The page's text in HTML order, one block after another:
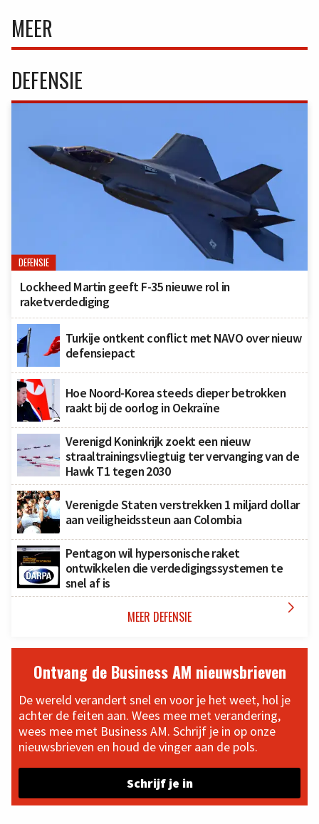
MEER
DEFENSIE
DEFENSIE
Lockheed Martin geeft F-35 nieuwe rol in
raketverdediging
Turkije ontkent conflict met NAVO over nieuw
defensiepact
Hoe Noord-Korea steeds dieper betrokken
raakt bij de oorlog in Oekraïne
Verenigd Koninkrijk zoekt een nieuw
straaltrainingsvliegtuig ter vervanging van de
Hawk T1 tegen 2030
Verenigde Staten verstrekken 1 miljard dollar
aan veiligheidssteun aan Colombia
Pentagon wil hypersonische raket
ontwikkelen die verdedigingssystemen te
snel af is
MEER DEFENSIE 
Ontvang de Business AM nieuwsbrieven
De wereld verandert snel en voor je het weet, hol je
achter de feiten aan. Wees mee met verandering,
wees mee met Business AM. Schrijf je in op onze
nieuwsbrieven en houd de vinger aan de pols.
Schrijf je in